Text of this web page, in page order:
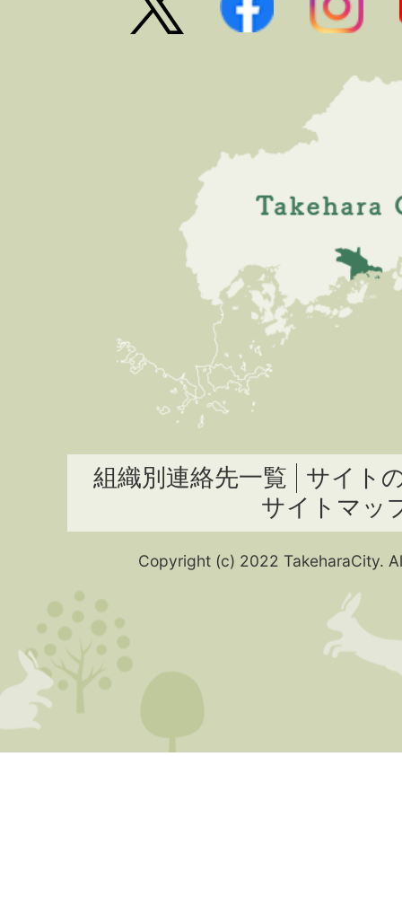
組織別連絡先一覧
サイト
サイトマッ
Copyright (c) 2022 TakeharaCity.